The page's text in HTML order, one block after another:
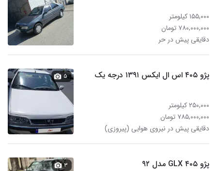
۱۵۵,۰۰۰ کیلومتر
۷۸۰,۰۰۰,۰۰۰ تومان
دقایقی پیش در حر
پژو ۴۰۵ اس ال ایکس ۱۳۹۱ درجه یک
۲۵۰,۰۰۰ کیلومتر
۷۸۵,۰۰۰,۰۰۰ تومان
دقایقی پیش در نیروی هوایی (پیروزی)
۵
پژو ۴۰۵ GLX مدل ۹۲ ۳